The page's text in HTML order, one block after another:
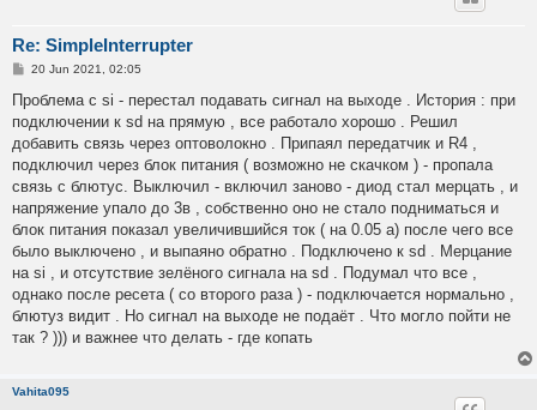
Re: SimpleInterrupter
P
s
20 Jun 2021, 02:05
Проблема с si - перестал подавать сигнал на выходе . История : при
подключении к sd на прямую , все работало хорошо . Решил
добавить связь через оптоволокно . Припаял передатчик и R4 ,
подключил через блок питания ( возможно не скачком ) - пропала
связь с блютус. Выключил - включил заново - диод стал мерцать , и
напряжение упало до 3в , собственно оно не стало подниматься и
блок питания показал увеличившийся ток ( на 0.05 а) после чего все
было выключено , и выпаяно обратно . Подключено к sd . Мерцание
на si , и отсутствие зелёного сигнала на sd . Подумал что все ,
однако после ресета ( со второго раза ) - подключается нормально ,
блютуз видит . Но сигнал на выходе не подаёт . Что могло пойти не
так ? ))) и важнее что делать - где копать
Vahita095